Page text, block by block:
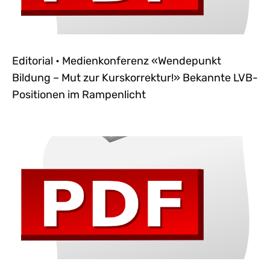
Editorial • Medienkonferenz «Wendepunkt
Bildung – Mut zur Kurskorrektur!» Bekannte LVB-
Positionen im Rampenlicht